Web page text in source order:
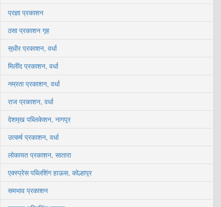
प्रज्ञा प्रकाशन
ठसा प्रकाशन गृह
सुधीर प्रकाशन, वर्धा
मिलींद प्रकाशन, वर्धा
नम्रता प्रकाशन, वर्धा
राज प्रकाशन, वर्धा
देशमुख पब्लिकेशन, नागपूर
उत्कर्ष प्रकाशन, वर्धा
लोकायत प्रकाशन, सातारा
एक्स्प्रेस पब्लिशिंग हाऊस, कोल्हापूर
समभाव प्रकाशन